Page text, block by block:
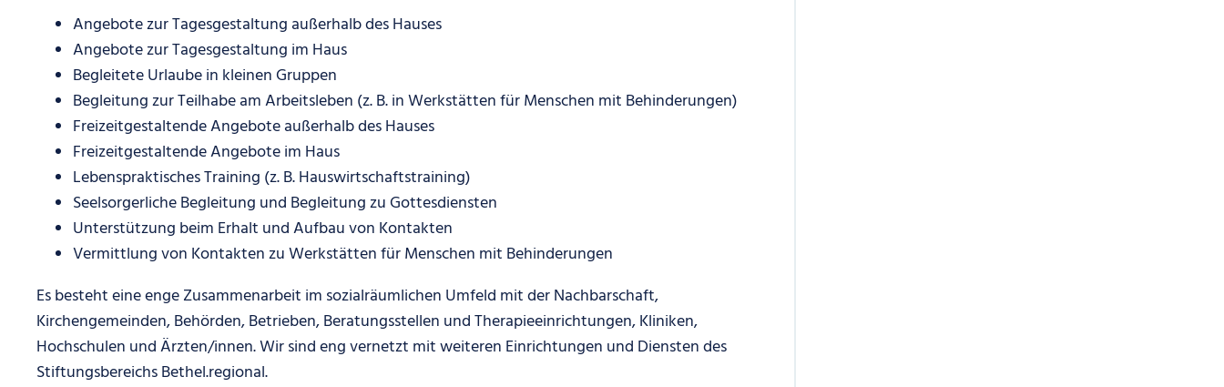
Angebote zur Tagesgestaltung außerhalb des Hauses
Angebote zur Tagesgestaltung im Haus
Begleitete Urlaube in kleinen Gruppen
Begleitung zur Teilhabe am Arbeitsleben (z. B. in Werkstätten für Menschen mit Behinderungen)
Freizeitgestaltende Angebote außerhalb des Hauses
Freizeitgestaltende Angebote im Haus
Lebenspraktisches Training (z. B. Hauswirtschaftstraining)
Seelsorgerliche Begleitung und Begleitung zu Gottesdiensten
Unterstützung beim Erhalt und Aufbau von Kontakten
Vermittlung von Kontakten zu Werkstätten für Menschen mit Behinderungen
Es besteht eine enge Zusammenarbeit im sozialräumlichen Umfeld mit der Nachbarschaft,
Kirchengemeinden, Behörden, Betrieben, Beratungsstellen und Therapieeinrichtungen, Kliniken,
Hochschulen und Ärzten/innen. Wir sind eng vernetzt mit weiteren Einrichtungen und Diensten des
Stiftungsbereichs Bethel.regional.